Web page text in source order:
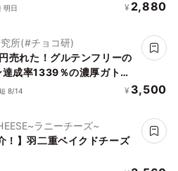
明日 ¥ 2,880
所(#チョコ研)
売れた！グルテンフリーの
達成率1339％の濃厚ガトー
日プレゼント
8/14 ¥ 3,500
ラニーチーズ~
！】羽二重ベイクドチーズ